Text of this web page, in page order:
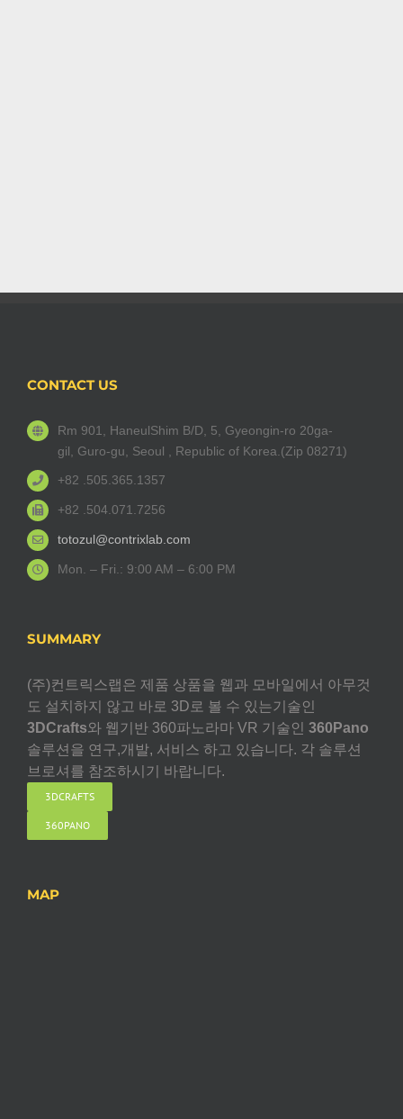
CONTACT US
Rm 901, HaneulShim B/D, 5, Gyeongin-ro 20ga-
gil, Guro-gu, Seoul , Republic of Korea.(Zip 08271)
+82 .505.365.1357
+82 .504.071.7256
totozul@contrixlab.com
Mon. – Fri.: 9:00 AM – 6:00 PM
SUMMARY
(주)컨트릭스랩은 제품 상품을 웹과 모바일에서 아무것
도 설치하지 않고 바로 3D로 볼 수 있는기술인
3DCrafts와 웹기반 360파노라마 VR 기술인 360Pano
솔루션을 연구,개발, 서비스 하고 있습니다. 각 솔루션
브로셔를 참조하시기 바랍니다.
3DCRAFTS
360PANO
MAP